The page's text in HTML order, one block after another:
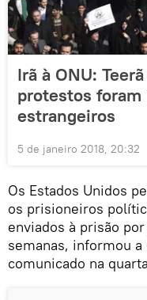
Irã à ONU:
protestos
estrangeiros
5 de janeiro 2018, 20:32
Os Estados Unidos
os prisioneiros
enviados à prisão
semanas, informou a
comunicado na